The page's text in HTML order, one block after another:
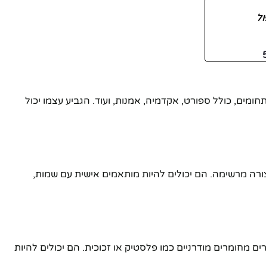
כולל ספורט, אקדמיה, אמנות, ועוד. הגביע עצמו יכול
מרשימה. הם יכולים להיות מותאמים אישית עם שמות,
מחומרים מודרניים כמו פלסטיק או זכוכית. הם יכולים להיות